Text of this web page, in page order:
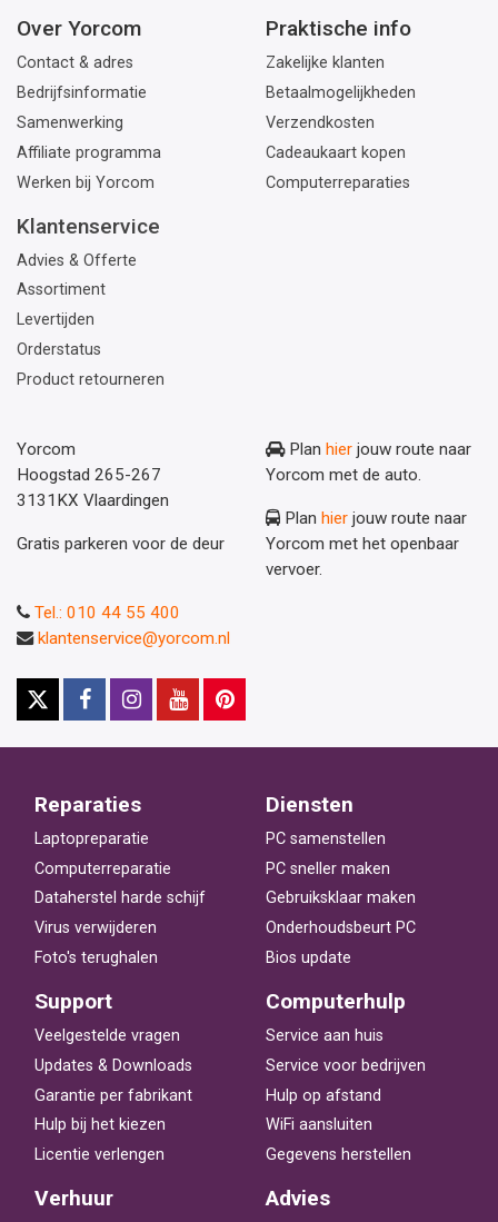
Over Yorcom
Contact & adres
Bedrijfsinformatie
Samenwerking
Affiliate programma
Werken bij Yorcom
Praktische info
Zakelijke klanten
Betaalmogelijkheden
Verzendkosten
Cadeaukaart kopen
Computerreparaties
Klantenservice
Advies & Offerte
Assortiment
Levertijden
Orderstatus
Product retourneren
Yorcom
Hoogstad 265-267
3131KX Vlaardingen
Gratis parkeren voor de deur
Plan hier jouw route naar
Yorcom met de auto.
Plan hier jouw route naar
Yorcom met het openbaar
vervoer.
Tel.: 010 44 55 400
klantenservice@yorcom.nl
Reparaties
Laptopreparatie
Computerreparatie
Dataherstel harde schijf
Virus verwijderen
Foto's terughalen
Diensten
PC samenstellen
PC sneller maken
Gebruiksklaar maken
Onderhoudsbeurt PC
Bios update
Support
Veelgestelde vragen
Updates & Downloads
Garantie per fabrikant
Hulp bij het kiezen
Licentie verlengen
Computerhulp
Service aan huis
Service voor bedrijven
Hulp op afstand
WiFi aansluiten
Gegevens herstellen
Verhuur Advies